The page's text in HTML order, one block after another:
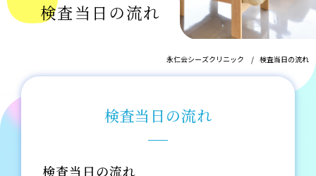
検査当日の流れ
永仁会シーズクリニック 検査当日の流れ
検査当日の流れ
検査当日の流れ